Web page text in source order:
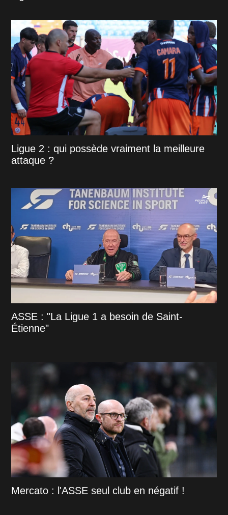
Ligue 2 : qui possède vraiment la meilleure
attaque ?
ASSE : "La Ligue 1 a besoin de Saint-
Étienne"
Mercato : l'ASSE seul club en négatif !